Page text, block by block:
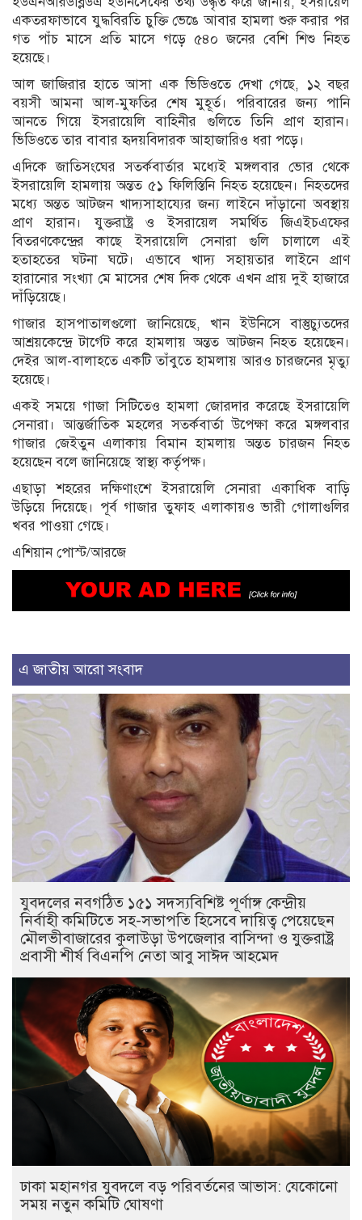
একতরফাভাবে যুদ্ধবিরতি চুক্তি ভেঙে আবার হামলা শুরু করার পর
গত পাঁচ মাসে প্রতি মাসে গড়ে ৫৪০ জনের বেশি শিশু নিহত
হয়েছে।
আল জাজিরার হাতে আসা এক ভিডিওতে দেখা গেছে, ১২ বছর
বয়সী আমনা আল-মুফতির শেষ মুহূর্ত। পরিবারের জন্য পানি
আনতে গিয়ে ইসরায়েলি বাহিনীর গুলিতে তিনি প্রাণ হারান।
ভিডিওতে তার বাবার হৃদয়বিদারক আহাজারিও ধরা পড়ে।
এদিকে জাতিসংঘের সতর্কবার্তার মধ্যেই মঙ্গলবার ভোর থেকে
ইসরায়েলি হামলায় অন্তত ৫১ ফিলিস্তিনি নিহত হয়েছেন। নিহতদের
মধ্যে অন্তত আটজন খাদ্যসাহায্যের জন্য লাইনে দাঁড়ানো অবস্থায়
প্রাণ হারান। যুক্তরাষ্ট্র ও ইসরায়েল সমর্থিত জিএইচএফের
বিতরণকেন্দ্রের কাছে ইসরায়েলি সেনারা গুলি চালালে এই
হতাহতের ঘটনা ঘটে। এভাবে খাদ্য সহায়তার লাইনে প্রাণ
হারানোর সংখ্যা মে মাসের শেষ দিক থেকে এখন প্রায় দুই হাজারে
দাঁড়িয়েছে।
গাজার হাসপাতালগুলো জানিয়েছে, খান ইউনিসে বাস্তুচ্যুতদের
আশ্রয়কেন্দ্রে টার্গেট করে হামলায় অন্তত আটজন নিহত হয়েছেন।
দেইর আল-বালাহতে একটি তাঁবুতে হামলায় আরও চারজনের মৃত্যু
হয়েছে।
একই সময়ে গাজা সিটিতেও হামলা জোরদার করেছে ইসরায়েলি
সেনারা। আন্তর্জাতিক মহলের সতর্কবার্তা উপেক্ষা করে মঙ্গলবার
গাজার জেইতুন এলাকায় বিমান হামলায় অন্তত চারজন নিহত
হয়েছেন বলে জানিয়েছে স্বাস্থ্য কর্তৃপক্ষ।
এছাড়া শহরের দক্ষিণাংশে ইসরায়েলি সেনারা একাধিক বাড়ি
উড়িয়ে দিয়েছে। পূর্ব গাজার তুফাহ এলাকায়ও ভারী গোলাগুলির
খবর পাওয়া গেছে।
এশিয়ান পোস্ট/আরজে
এ জাতীয় আরো সংবাদ
যুবদলের নবগঠিত ১৫১ সদস্যবিশিষ্ট পূর্ণাঙ্গ কেন্দ্রীয়
নির্বাহী কমিটিতে সহ-সভাপতি হিসেবে দায়িত্ব পেয়েছেন
মৌলভীবাজারের কুলাউড়া উপজেলার বাসিন্দা ও যুক্তরাষ্ট্র
প্রবাসী শীর্ষ বিএনপি নেতা আবু সাঈদ আহমেদ
ঢাকা মহানগর যুবদলে বড় পরিবর্তনের আভাস: যেকোনো
সময় নতুন কমিটি ঘোষণা